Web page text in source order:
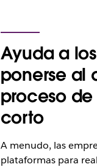
Ayuda a
ponerse al
proceso
corto
A menudo, las
plataformas para